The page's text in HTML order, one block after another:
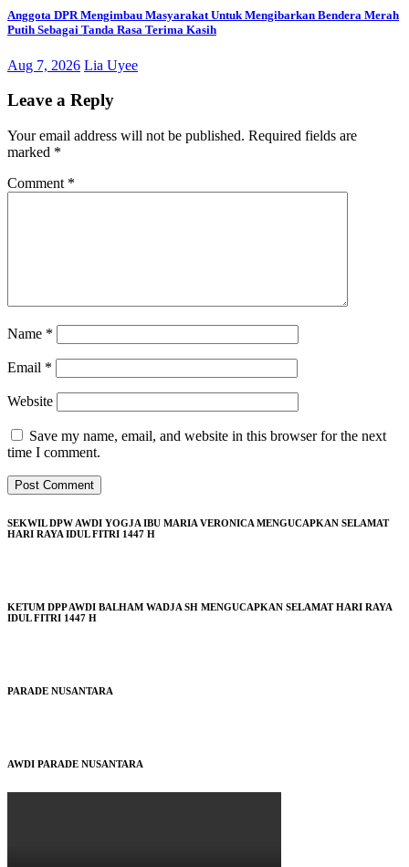
Anggota DPR Mengimbau Masyarakat Untuk Mengibarkan Bendera Merah
Putih Sebagai Tanda Rasa Terima Kasih
Aug 7, 2026 Lia Uyee
Leave a Reply
Your email address will not be published. Required fields are
marked *
Comment *
Name *
Email *
Website
Save my name, email, and website in this browser for the next
time I comment.
SEKWIL DPW AWDI YOGJA IBU MARIA VERONICA MENGUCAPKAN SELAMAT
HARI RAYA IDUL FITRI 1447 H
KETUM DPP AWDI BALHAM WADJA SH MENGUCAPKAN SELAMAT HARI RAYA
IDUL FITRI 1447 H
PARADE NUSANTARA
AWDI PARADE NUSANTARA